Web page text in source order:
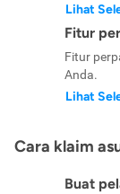
Lihat
Fitur
Fitur
Anda.
Lihat
Cara klaim
Buat